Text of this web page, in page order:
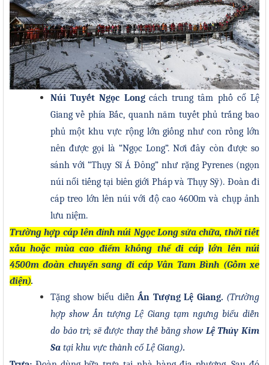
Núi Tuyết Ngọc Long cách trung tâm phố cổ Lệ
Giang về phía Bắc, quanh năm tuyết phủ trắng bao
phủ một khu vực rộng lớn giống như con rồng lớn
nên được gọi là “Ngọc Long”. Nơi đây còn được so
sánh với “Thụy Sĩ Á Đông” như rặng Pyrenes (ngọn
núi nổi tiếng tại biên giới Pháp và Thụy Sỹ). Đoàn đi
cáp treo lớn lên núi với độ cao 4600m và chụp ảnh
lưu niệm.
Trường hợp cáp lên đỉnh núi Ngọc Long sửa chữa, thời tiết
xấu hoặc mùa cao điểm không thể đi cáp lớn lên núi
4500m đoàn chuyển sang đi cáp Vân Tam Bình (Gồm xe
điện).
Tặng show biểu diễn Ấn Tượng Lệ Giang. (Trường
hợp show Ấn tượng Lệ Giang tạm ngưng biểu diễn
do bảo trì; sẽ được thay thế bằng show Lệ Thủy Kim
Sa tại khu vực thành cổ Lệ Giang).